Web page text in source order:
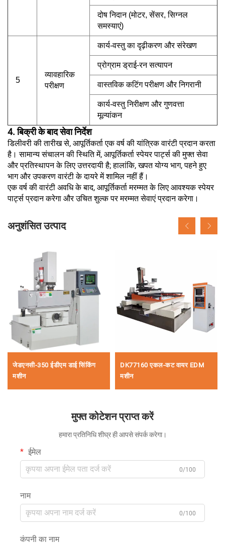
दोष निदान (मोटर, सेंसर, सिग्नल
समस्याएं)
5
व्यावहारिक
परीक्षण
कार्य-वस्तु का दृढ़ीकरण और संरेखण
प्रोग्राम ड्राई-रन सत्यापन
वास्तविक कटिंग परीक्षण और निगरानी
कार्य-वस्तु निरीक्षण और गुणवत्ता
मूल्यांकन
4. बिक्री के बाद सेवा निर्देश
डिलीवरी की तारीख से, आपूर्तिकर्ता एक वर्ष की यांत्रिक वारंटी प्रदान करता
है। सामान्य संचालन की स्थिति में, आपूर्तिकर्ता स्पेयर पार्ट्स की मुफ्त सेवा
और प्रतिस्थापन के लिए उत्तरदायी है; हालांकि, खपत योग्य भाग, पहने हुए
भाग और उपकरण वारंटी के दायरे में शामिल नहीं हैं।
एक वर्ष की वारंटी अवधि के बाद, आपूर्तिकर्ता मरम्मत के लिए आवश्यक स्पेयर
पार्ट्स प्रदान करेगा और उचित शुल्क पर मरम्मत सेवाएं प्रदान करेगा।
अनुशंसित उत्पाद
जेडएनसी-350 ईडीएम डाई सिंकिंग
मशीन
DK77160 एकल-कट वायर EDM
मशीन
मुफ्त कोटेशन प्राप्त करें
हमारा प्रतिनिधि शीघ्र ही आपसे संपर्क करेगा।
ईमेल
0/100
नाम
0/100
कंपनी का नाम